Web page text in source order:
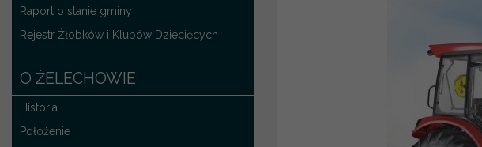
Raport o stanie gminy
Rejestr Żłobków i Klubów Dziecięcych
O ŻELECHOWIE
Historia
Położenie